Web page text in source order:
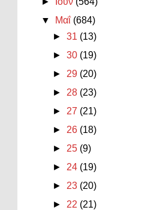
▼
Μαΐ (684)
►31 (13)
►30 (19)
► 29 (20)
► 28 (23)
► 27 (21)
► 26 (18)
► 25 (9)
► 24 (19)
► 23 (20)
► 22 (21)